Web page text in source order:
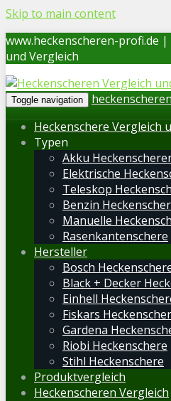
Skip to main content
www.heckenscheren-profi.de
und Vergleich
Toggle navigation
Heckenschere Vergleich
Typen
Akku
Elektrische
Teleskop
Benzin
Manuelle
Rasenkantenschere
Hersteller
Bosch
Black + Decker
Einhell
Fiskars
Gardena
Riobi Heckenschere
Stihl Heckenschere
Produktvergleich
Heckenscheren Vergleich